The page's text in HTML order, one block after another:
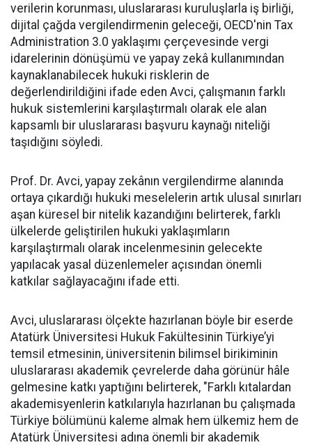
verilerin korunması, uluslararası kuruluşlarla iş birliği,
dijital çağda vergilendirmenin geleceği, OECD'nin Tax
Administration 3.0 yaklaşımı çerçevesinde vergi
idarelerinin dönüşümü ve yapay zekâ kullanımından
kaynaklanabilecek hukuki risklerin de
değerlendirildiğini ifade eden Avci, çalışmanın farklı
hukuk sistemlerini karşılaştırmalı olarak ele alan
kapsamlı bir uluslararası başvuru kaynağı niteliği
taşıdığını söyledi.
Prof. Dr. Avci, yapay zekânın vergilendirme alanında
ortaya çıkardığı hukuki meselelerin artık ulusal sınırları
aşan küresel bir nitelik kazandığını belirterek, farklı
ülkelerde geliştirilen hukuki yaklaşımların
karşılaştırmalı olarak incelenmesinin gelecekte
yapılacak yasal düzenlemeler açısından önemli
katkılar sağlayacağını ifade etti.
Avci, uluslararası ölçekte hazırlanan böyle bir eserde
Atatürk Üniversitesi Hukuk Fakültesinin Türkiye’yi
temsil etmesinin, üniversitenin bilimsel birikiminin
uluslararası akademik çevrelerde daha görünür hâle
gelmesine katkı yaptığını belirterek, "Farklı kıtalardan
akademisyenlerin katkılarıyla hazırlanan bu çalışmada
Türkiye bölümünü kaleme almak hem ülkemiz hem de
Atatürk Üniversitesi adına önemli bir akademik